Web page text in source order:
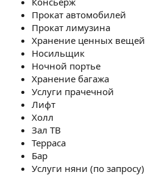
Прокат автомобилей
Прокат лимузина
Хранение ценных вещей
Носильщик
Ночной портье
Хранение багажа
Услуги прачечной
Лифт
Холл
Зал ТВ
Терраса
Бар
Услуги няни (по запросу)